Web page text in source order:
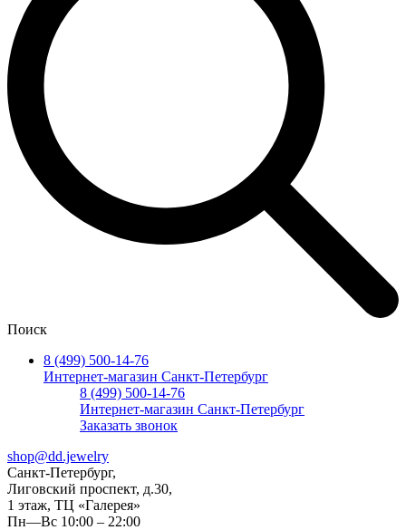
Поиск
8 (499) 500-14-76
Интернет-магазин Санкт-Петербург
8 (499) 500-14-76
Интернет-магазин Санкт-Петербург
Заказать звонок
shop@dd.jewelry
Санкт-Петербург,
Лиговский проспект, д.30,
1 этаж, ТЦ «Галерея»
Пн—Вс 10:00 – 22:00